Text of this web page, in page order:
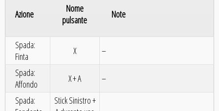
Azione
Nome
pulsante
Note
Spada:
Finta
X
–
Spada:
Affondo
X + A
–
Spada:
Stick Sinistro +